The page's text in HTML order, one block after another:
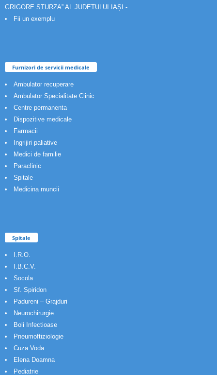
GRIGORE STURZA” AL JUDETULUI IAȘI -
Fii un exemplu
Furnizori de servicii medicale
Ambulator recuperare
Ambulator Specialitate Clinic
Centre permanenta
Dispozitive medicale
Farmacii
Ingrijiri paliative
Medici de familie
Paraclinic
Spitale
Medicina muncii
Spitale
I.R.O.
I.B.C.V.
Socola
Sf. Spiridon
Padureni – Grajduri
Neurochirurgie
Boli Infectioase
Pneumoftiziologie
Cuza Voda
Elena Doamna
Pediatrie